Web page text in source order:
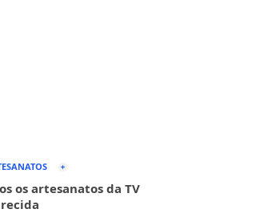
os artesanatos da TV